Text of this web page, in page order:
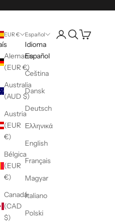
EUR €
Alemania
(EUR €)
Australia
(AUD $)
Austria
(EUR
€)
Bélgica
(EUR
€)
Canadá
(CAD
$)
Español
Idioma
Español
Čeština
Dansk
Deutsch
Ελληνικά
English
Français
Magyar
Italiano
Polski
Abrir página de la
Abrir búsqueda
Abrir cesta